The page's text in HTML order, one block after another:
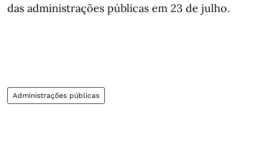
das administrações públicas em 23 de julho.
Administrações públicas